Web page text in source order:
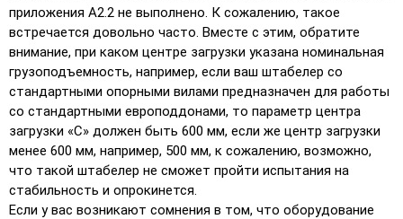
приложения А2.2 не выполнено. К сожалению, такое
встречается довольно часто. Вместе с этим, обратите
внимание, при каком центре загрузки указана номинальная
грузоподъемность, например, если ваш штабелер со
стандартными опорными вилами предназначен для работы
со стандартными европоддонами, то параметр центра
загрузки «С» должен быть 600 мм, если же центр загрузки
менее 600 мм, например, 500 мм, к сожалению, возможно,
что такой штабелер не сможет пройти испытания на
стабильность и опрокинется.
Если у вас возникают сомнения в том, что оборудование